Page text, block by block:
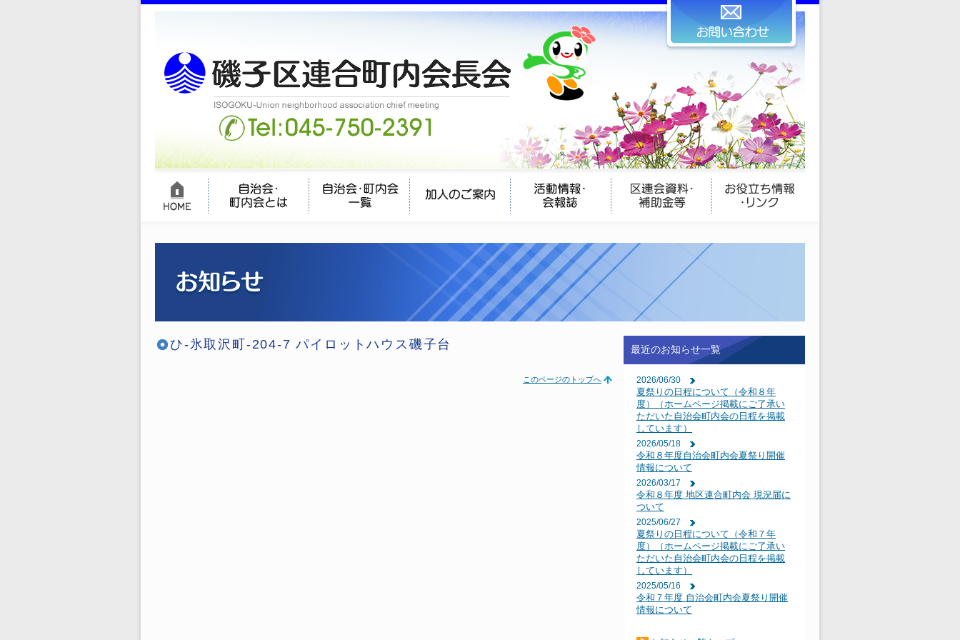
ひ-氷取沢町-204-7 パイロットハウス磯子台
このページのトップへ
最近のお知らせ一覧
2026/06/30
夏祭りの日程について（令和８年
度）（ホームページ掲載にご了承い
ただいた自治会町内会の日程を掲載
しています）
2026/05/18
令和８年度自治会町内会夏祭り開催
情報について
2026/03/17
令和８年度 地区連合町内会 現況届に
ついて
2025/06/27
夏祭りの日程について（令和７年
度）（ホームページ掲載にご了承い
ただいた自治会町内会の日程を掲載
しています）
2025/05/16
令和７年度 自治会町内会夏祭り開催
情報について